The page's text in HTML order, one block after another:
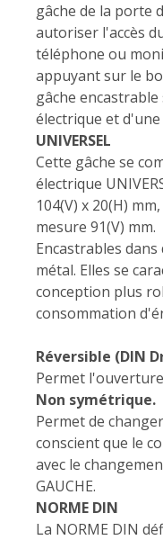
gâche de la porte
autoriser l'accès
téléphone ou
appuyant sur le
gâche
électrique et
UNIVERSEL
Cette gâche se
électrique
104(V) x 20(H)
mesure 91(V) mm.
Encastrables
métal. Elles se
conception plus
consommation
Réversible (DIN
Permet
Non symétrique.
Permet de
conscient que le
avec le
GAUCHE.
NORME DIN
La NORME DIN